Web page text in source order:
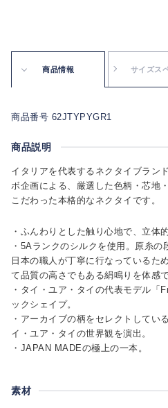
商品情報 サイズス
商品番号 62JTYPYGR1
商品説明
イタリアを代表するネクタイブラン
ボ企画による、厳選した色柄・芯地
こだわった本格的なネクタイです。
・ふんわりとした触り心地で、立体
・5Aランクのシルクを使用。原糸
日本の職人が丁寧に行なっているた
て品質の高さでもある絹鳴りを体感
・タイ・ユア・タイの代表モデル「
ックシェイプ。
・アーカイブの柄をセレクトしてい
イ・ユア・タイの世界観を演出。
・JAPAN MADEの極上の一本。
素材